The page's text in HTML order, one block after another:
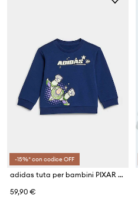
-15%* con codice OFF
adidas tuta per bambini PIXAR TOY STORY
59,90 €